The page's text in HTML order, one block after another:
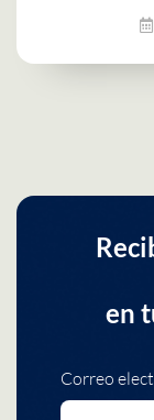
en
Correo